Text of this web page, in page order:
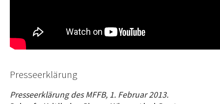
Presseerklärung
Presseerklärung des MFFB, 1. Februar 2013.